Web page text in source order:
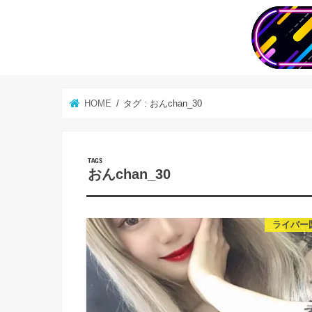
HOME タグ : おんchan_30
おんchan_30
ライバー